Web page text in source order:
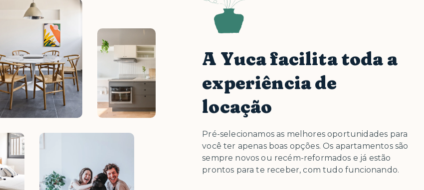
A Yuca facilita toda a
experiência de
locação
Pré-selecionamos as melhores oportunidades para
você ter apenas boas opções. Os apartamentos são
sempre novos ou recém-reformados e já estão
prontos para te receber, com tudo funcionando.